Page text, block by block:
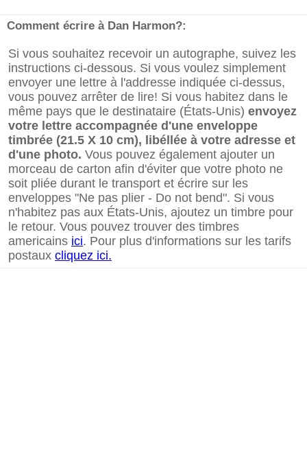
Comment écrire à Dan Harmon?:
Si vous souhaitez recevoir un autographe, suivez les
instructions ci-dessous. Si vous voulez simplement
envoyer une lettre à l'addresse indiquée ci-dessus,
vous pouvez arrêter de lire! Si vous habitez dans le
même pays que le destinataire (États-Unis) envoyez
votre lettre accompagnée d'une enveloppe
timbrée (21.5 X 10 cm), libéllée à votre adresse et
d'une photo. Vous pouvez également ajouter un
morceau de carton afin d'éviter que votre photo ne
soit pliée durant le transport et écrire sur les
enveloppes "Ne pas plier - Do not bend". Si vous
n'habitez pas aux États-Unis, ajoutez un timbre pour
le retour. Vous pouvez trouver des timbres
americains ici. Pour plus d'informations sur les tarifs
postaux cliquez ici.